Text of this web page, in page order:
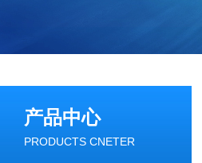
产品中心
PRODUCTS CNETER